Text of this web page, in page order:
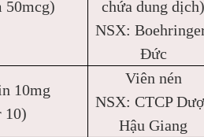
50mcg)
chứa dung dịch)
NSX:
Đức
10mg
10)
Viên nén
NSX: CTCP
Hậu Giang